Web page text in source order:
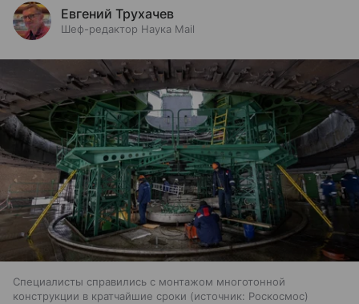
Евгений Трухачев
Шеф-редактор Наука Mail
Специалисты справились с монтажом многотонной
конструкции в кратчайшие сроки
источник: Роскосмос